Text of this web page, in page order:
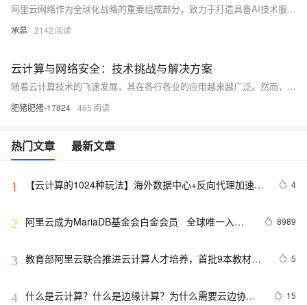
阿里云网络作为全球化战略的重要组成部分，致力于打造具备AI技术服务能力和全球竞争力的云计算网络。通过高质量互联网服务、全球化网络覆盖等措施，支持企业高效出海。过去一年，阿里云持续加大基础设施投入，优化海外EIP、GA产品，强化金融科技与AI场景支持。例如，携程、美的等企业借助阿里云实现业务全球化；同时，阿里云网络在弹性、安全及性能方面不断升级，推动中企迎接AI浪潮并服务全球用户。
承慕 2142
云计算与网络安全：技术挑战与解决方案
随着云计算技术的飞速发展，其在各行各业的应用越来越广泛。然而，随之而来的网络安全问题也日益凸显。本文将从云服务、网络安全和信息安全等技术领域出发，探讨云计算面临的安全挑战及相应的解决方案。通过实例分析和代码示例，旨在帮助读者更好地理解云计算与网络安全的关系，提高网络安全防护意识。
肥猪肥猪-17824 465
热门文章 最新文章
1
【云计算的1024种玩法】海外数据中心+反向代理加速企
4
2
阿里云成为MariaDB基金会白金会员   全球唯一入选
8989
3 教育部阿里云联合推进云计算人才培养，首批9本教材出
5
4 什么是云计算？什么是边缘计算？为什么需要云边协
15